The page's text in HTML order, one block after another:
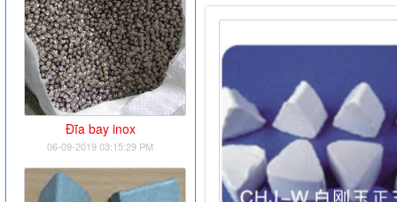
Đĩa bay inox
06-09-2019 03:15:29 PM